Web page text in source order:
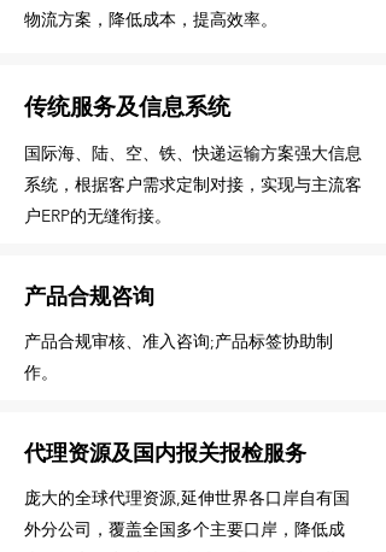
物流方案，降低成本，提高效率。
传统服务及信息系统
国际海、陆、空、铁、快递运输方案强大信息
系统，根据客户需求定制对接，实现与主流客
户ERP的无缝衔接。
产品合规咨询
产品合规审核、准入咨询;产品标签协助制
作。
代理资源及国内报关报检服务
庞大的全球代理资源,延伸世界各口岸自有国
外分公司，覆盖全国多个主要口岸，降低成